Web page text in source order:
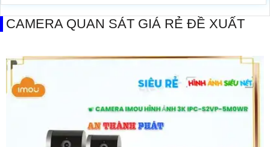
CAMERA QUAN SÁT GIÁ RẺ ĐỀ XUẤT